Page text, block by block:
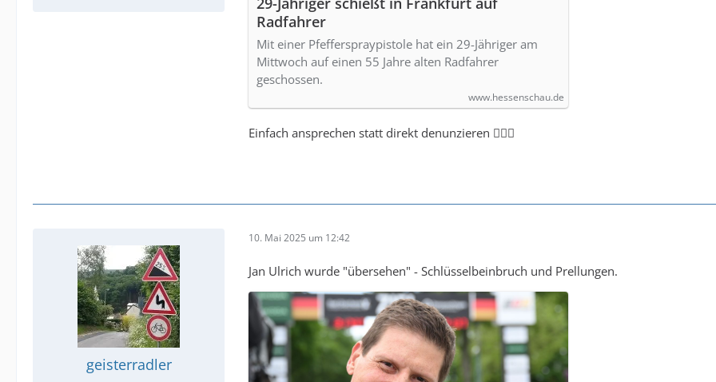
Radfahrer
Mit einer Pfefferspraypistole hat ein 29-Jähriger am
Mittwoch auf einen 55 Jahre alten Radfahrer
geschossen.
www.hessenschau.de
Einfach ansprechen statt direkt denunzieren 🤷🏻‍♂️
geisterradler
10. Mai 2025 um 12:42
Jan Ulrich wurde "übersehen" - Schlüsselbeinbruch und Prellungen.